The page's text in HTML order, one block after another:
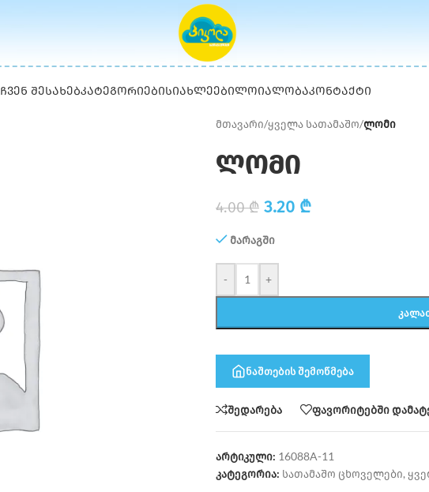
ᲩᲕᲔᲜ ᲨᲔᲡᲐᲮᲔᲑᲙᲐᲢᲔᲒᲝᲠᲘᲔᲑᲘᲡᲘᲐᲮᲚᲔᲔᲑᲘᲚᲝᲘᲐᲚᲝᲑᲐᲙᲝᲜᲢᲐᲥᲢᲘ
მთავარი/ყველა სათამაშო/ლომი
ლომი
4.00₾ 3.20 ₾
მარაგში
- +
ნაშთების შემოწმება
შედარება ფავორიტებში
არტიკული: 16088A-11
კატეგორია: სათამაშო ცხოველები,